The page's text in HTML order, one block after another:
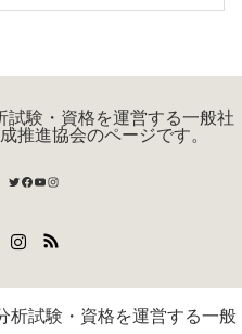
験・資格を運営する一般社
推進協会のページです。
Twitter
Facebook
YouTube
Instagram
析試験・資格を運営する一般